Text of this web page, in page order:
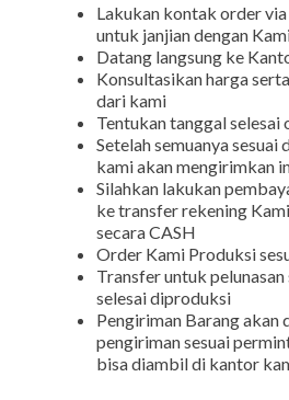
Lakukan kontak order
untuk janjian dengan
Datang langsung ke
Konsultasikan harga
dari kami
Tentukan tanggal selesai
Setelah semuanya sesuai
kami akan mengirimkan
Silahkan lakukan
ke transfer rekening
secara CASH
Order Kami Produksi
Transfer untuk
selesai diproduksi
Pengiriman Barang akan
pengiriman sesuai
bisa diambil di kantor